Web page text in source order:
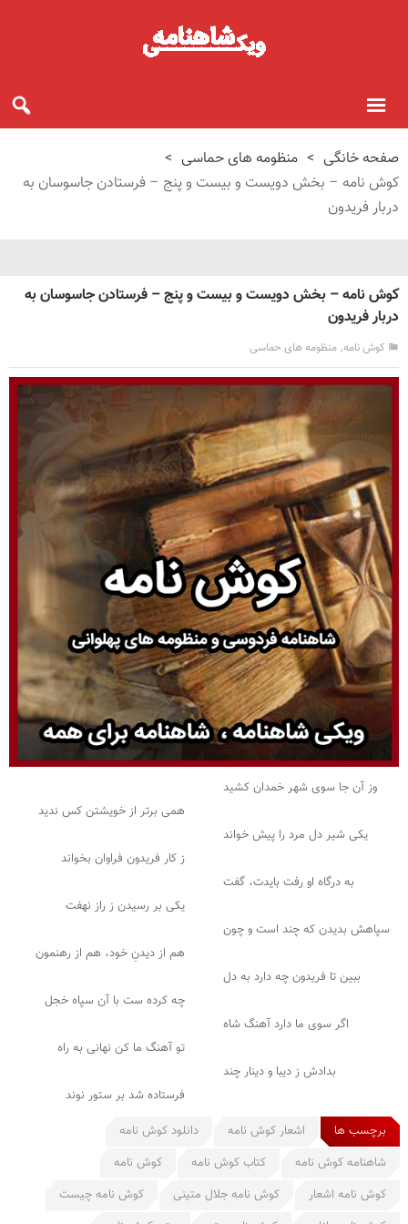
صفحه خانگی > منظومه های حماسی >
کوش نامه – بخش دویست و بیست و پنج – فرستادن جاسوسان به
دربار فریدون
کوش نامه – بخش دویست و بیست و پنج – فرستادن جاسوسان به
دربار فریدون
کوش نامه, منظومه های حماسی
وز آن جا سوی شهر خمدان کشید
همی برتر از خویشتن کس ندید
یکی شیر دل مرد را پیش خواند
ز کار فریدون فراوان بخواند
به درگاه او رفت بایدت، گفت
یکی بر رسیدن ز راز نهفت
سپاهش بدیدن که چند است و چون
هم از دیدنِ خود، هم از رهنمون
ببین تا فریدون چه دارد به دل
چه کرده ست با آن سپاه خجل
اگر سوی ما دارد آهنگ شاه
تو آهنگ ما کن نهانی به راه
بدادش ز دیبا و دینار چند
فرستاده شد بر ستور نوند
برچسب ها
اشعار کوش نامه
دانلود کوش نامه
شاهنامه کوش نامه
کتاب کوش نامه
کوش نامه
کوش نامه اشعار
کوش نامه جلال متینی
کوش نامه چیست